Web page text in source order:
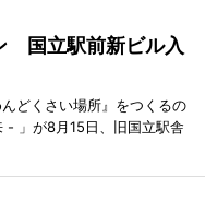
国立駅前新ビル入
どくさい場所』をつくるの
- 」が8月15日、旧国立駅舎